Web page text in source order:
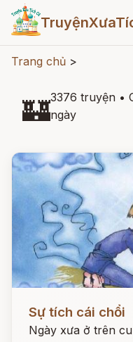
Trang chủ >
🏰3376 truyện •
ngày
Sự tích cái chổi
Ngày xưa ở trên